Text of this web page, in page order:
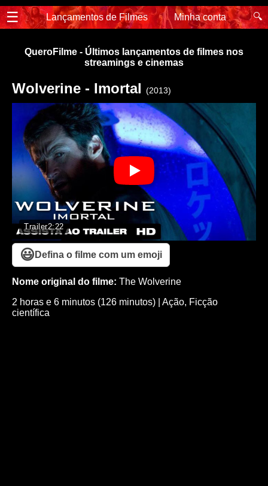
☰ Lançamentos de Filmes Minha conta 🔍
QueroFilme - Últimos lançamentos de filmes nos
streamings e cinemas
Wolverine - Imortal (2013)
Trailer2:22
😃 Defina o filme com um emoji
Nome original do filme: The Wolverine
2 horas e 6 minutos (126 minutos)
Ação, Ficção
científica